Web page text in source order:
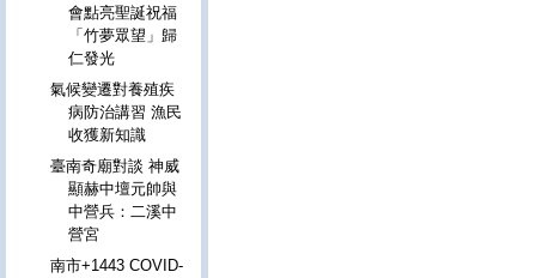
會點亮聖誕祝福
「竹夢眾望」歸
仁發光
氣候變遷對養殖疾
病防治講習 漁民
收獲新知識
臺南奇廟對談 神威
顯赫中壇元帥與
中營兵：二溪中
營宮
南市+1443 COVID-